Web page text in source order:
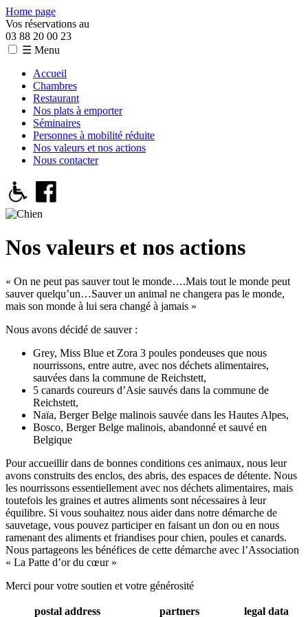
Home page
Vos réservations au
03 88 20 00 23
☰ Menu
Accueil
Chambres
Restaurant
Nos plats à emporter
Séminaires
Personnes à mobilité réduite
Nos valeurs et nos actions
Nous contacter
Nos valeurs et nos actions
« On ne peut pas sauver tout le monde….Mais tout le monde peut
sauver quelqu’un…Sauver un animal ne changera pas le monde,
mais son monde à lui sera changé à jamais »
Nous avons décidé de sauver :
Grey, Miss Blue et Zora 3 poules pondeuses que nous
nourrissons, entre autre, avec nos déchets alimentaires,
sauvées dans la commune de Reichstett,
5 canards coureurs d’Asie sauvés dans la commune de
Reichstett,
Naïa, Berger Belge malinois sauvée dans les Hautes Alpes,
Bosco, Berger Belge malinois, abandonné et sauvé en
Belgique
Pour accueillir dans de bonnes conditions ces animaux, nous leur
avons construits des enclos, des abris, des espaces de détente. Nous
les nourrissons essentiellement avec nos déchets alimentaires, mais
toutefois les graines et autres aliments sont nécessaires à leur
équilibre. Si vous souhaitez nous aider dans notre démarche de
sauvetage, vous pouvez participer en faisant un don ou en nous
ramenant des aliments et friandises pour chien, poules et canards.
Nous partageons les bénéfices de cette démarche avec l’Association
« La Patte d’or du cœur »
Merci pour votre soutien et votre générosité
postal address partners legal data